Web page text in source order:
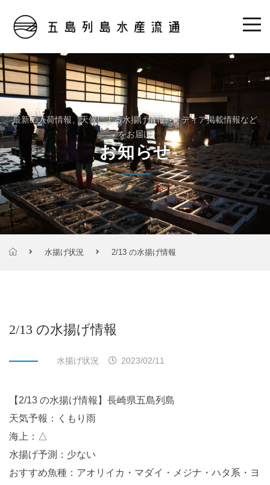
最新の入荷情報、天候による水揚げ情報、メディア掲載情報など
をお届け
お知らせ
水揚げ状況 2/13 の水揚げ情報
2/13 の水揚げ情報
水揚げ状況 2023/02/11
【2/13 の水揚げ情報】長崎県五島列島
天気予報：くもり雨
海上：△
水揚げ予測：少ない
おすすめ魚種：アオリイカ・マダイ・メジナ・ハタ系・ヨ